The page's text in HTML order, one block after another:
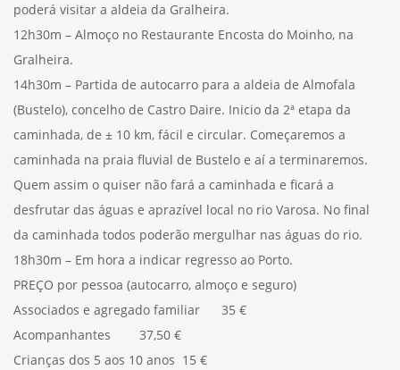
poderá visitar a aldeia da Gralheira.
12h30m – Almoço no Restaurante Encosta do Moinho, na
Gralheira.
14h30m – Partida de autocarro para a aldeia de Almofala
(Bustelo), concelho de Castro Daire. Inicio da 2ª etapa da
caminhada, de ± 10 km, fácil e circular. Começaremos a
caminhada na praia fluvial de Bustelo e aí a terminaremos.
Quem assim o quiser não fará a caminhada e ficará a
desfrutar das águas e aprazível local no rio Varosa. No final
da caminhada todos poderão mergulhar nas águas do rio.
18h30m – Em hora a indicar regresso ao Porto.
PREÇO por pessoa (autocarro, almoço e seguro)
Associados e agregado familiar 35 €
Acompanhantes 37,50 €
Crianças dos 5 aos 10 anos 15 €